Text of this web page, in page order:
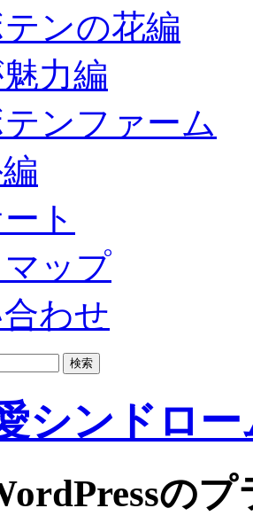
ンの花編
力編
ンファーム
ト
ップ
わせ
シンドロー
の